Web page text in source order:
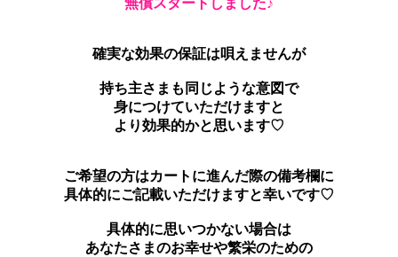
無償スタートしました♪
確実な効果の保証は唄えませんが
持ち主さまも同じような意図で
身につけていただけますと
より効果的かと思います♡
ご希望の方はカートに進んだ際の備考欄に
具体的にご記載いただけますと幸いです♡
具体的に思いつかない場合は
あなたさまのお幸せや繁栄のための